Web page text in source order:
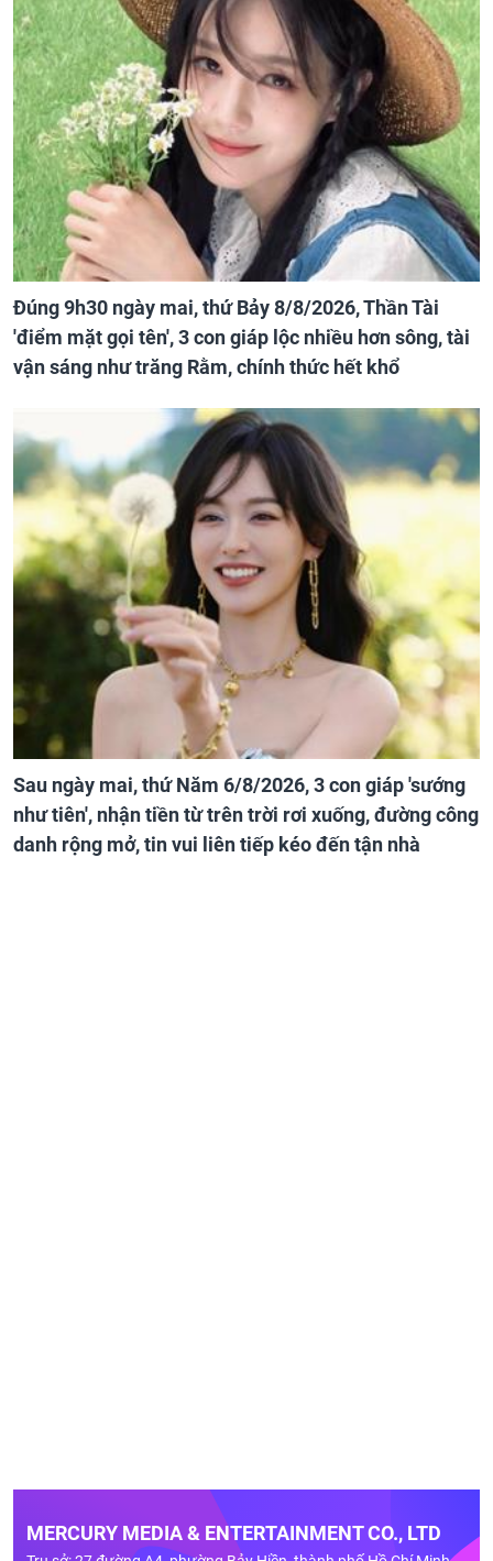
Đúng 9h30 ngày mai, thứ Bảy 8/8/2026, Thần Tài
'điểm mặt gọi tên', 3 con giáp lộc nhiều hơn sông, tài
vận sáng như trăng Rằm, chính thức hết khổ
Sau ngày mai, thứ Năm 6/8/2026, 3 con giáp 'sướng
như tiên', nhận tiền từ trên trời rơi xuống, đường công
danh rộng mở, tin vui liên tiếp kéo đến tận nhà
MERCURY MEDIA & ENTERTAINMENT CO., LTD